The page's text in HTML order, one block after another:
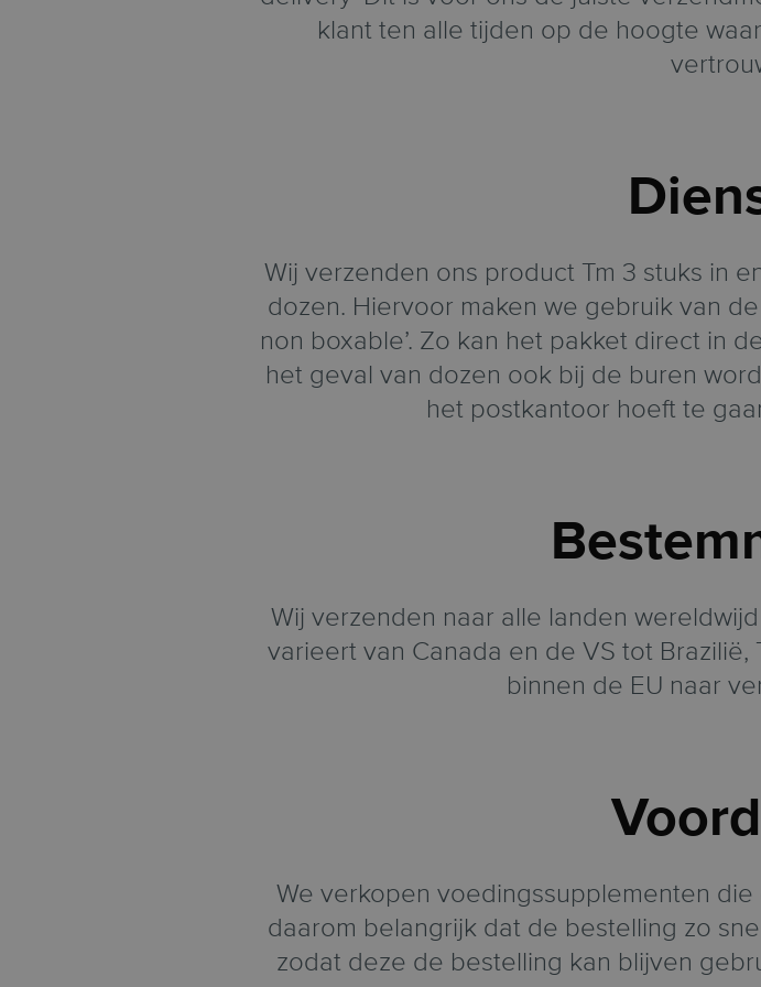
klant ten alle tijden op de hoogte
Wij verzenden ons product Tm 3 stuks in
dozen. Hiervoor maken we gebruik van
non boxable’. Zo kan het pakket direct in
het geval van dozen ook bij de buren
het postkantoor hoeft te
Wij verzenden naar alle landen
varieert van Canada en de VS tot
binnen de EU naar
We verkopen voedingssupplementen
daarom belangrijk dat de bestelling zo
zodat deze de bestelling kan blijven